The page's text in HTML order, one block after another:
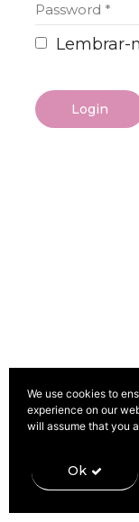
Password *
Lembrar-
We use cookies to
experience on our
will assume that you
Ok